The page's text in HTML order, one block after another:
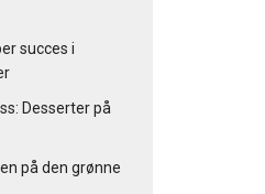
succes i
Desserter på
på den grønne